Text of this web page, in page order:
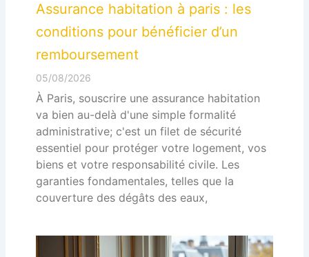
Assurance habitation à paris : les
conditions pour bénéficier d’un
remboursement
05/08/2026
À Paris, souscrire une assurance habitation
va bien au-delà d'une simple formalité
administrative; c'est un filet de sécurité
essentiel pour protéger votre logement, vos
biens et votre responsabilité civile. Les
garanties fondamentales, telles que la
couverture des dégâts des eaux,